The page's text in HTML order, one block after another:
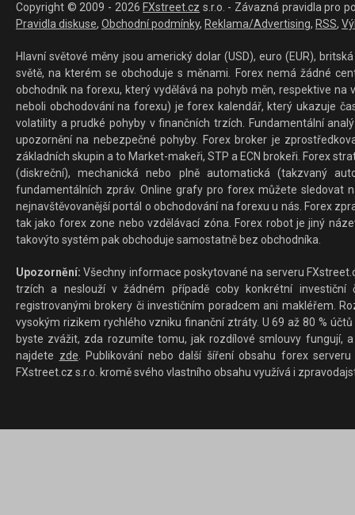
Copyright © 2009 - 2026 FXstreet.cz s.r.o. - Závazná pravidla pro
Pravidla diskuse, Obchodní podmínky, Reklama/Advertising, RSS,
Hlavní světové měny jsou americký dolar (USD), euro (EUR),
světě, na kterém se obchoduje s měnami. Forex nemá žádné
obchodník na forexu, který vydělává na pohyb měn, respektive
neboli obchodování na forexu) je forex kalendář, který ukazuje
volatility a prudké pohyby v finančních trzích. Fundamentální
upozornění na nebezpečné pohyby. Forex broker je
základních skupin a to Market-makeři, STP a ECN brokeři. Forex
(diskreční), mechanická nebo plně automatická (takzvaný
fundamentálních zpráv. Online grafy pro forex můžete sledovat
nejnavštěvovanější portál o obchodování na forexu u nás. Forex
tak jako forex zone nebo vzdělávací zóna. Forex robot je jiný
takovýto systém pak obchoduje samostatně bez obchodníka.
Upozornění: Všechny informace poskytované na serveru
trzích a neslouží v žádném případě coby konkrétní investiční
registrovanými brokery či investičním poradcem ani makléřem.
vysokým rizikem rychlého vzniku finanční ztráty. U 69 až 80 %
byste zvážit, zda rozumíte tomu, jak rozdílové smlouvy fungují,
najdete zde. Publikování nebo další šíření obsahu forex
FXstreet.cz s.r.o. kromě svého vlastního obsahu využívá i